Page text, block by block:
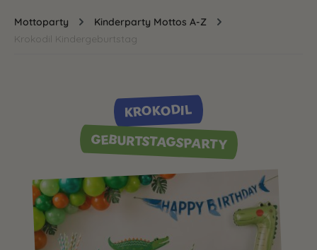
Mottoparty
Kinderparty Mottos A-Z
Krokodil Kindergeburtstag
KROKODIL
GEBURTSTAGSPARTY